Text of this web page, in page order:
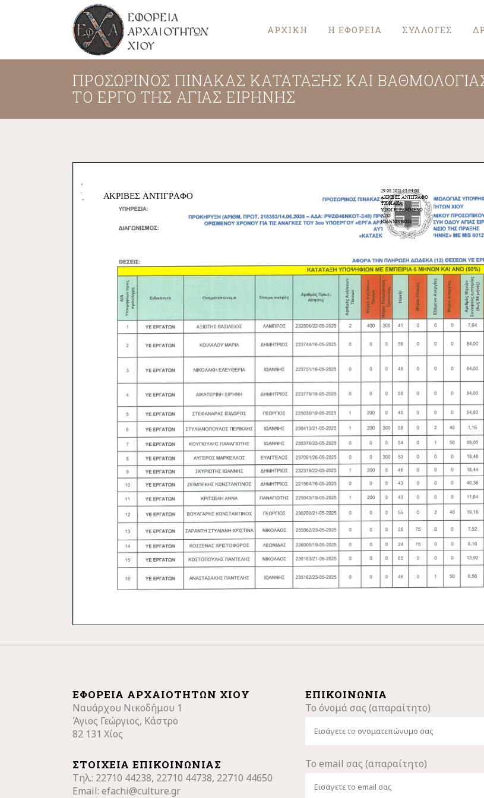
ΑΡΧΙΚΗ Η ΕΦΟΡΕΙΑ ΣΥΛΛΟΓΕΣ
ΠΡΟΣΩΡΙΝΟΣ ΠΙΝΑΚΑΣ ΚΑΤΑΤΑΞΗΣ ΚΑΙ
ΤΟ ΕΡΓΟ ΤΗΣ ΑΓΙΑΣ ΕΙΡΗΝΗΣ
ΕΦΟΡΕΊΑ ΑΡΧΑΙΟΤΉΤΩΝ ΧΊΟΥ
Ναυάρχου Νικοδήμου 1
Άγιος Γεώργιος, Κάστρο
82 131 Χίος
ΣΤΟΙΧΕΊΑ ΕΠΙΚΟΙΝΩΝΊΑΣ
Τηλ.: 22710 44238, 22710 44738, 22710 44650
Email: efachi@culture.gr
ΕΠΙΚΟΙΝΩΝΊΑ
Το όνομά σας (απαραίτητο)
Το email σας (απαραίτητο)